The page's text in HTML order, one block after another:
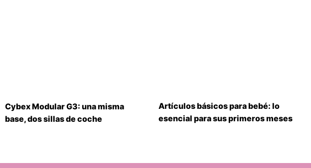
Cybex Modular G3: una misma
base, dos sillas de coche
Artículos básicos para bebé: lo
esencial para sus primeros meses